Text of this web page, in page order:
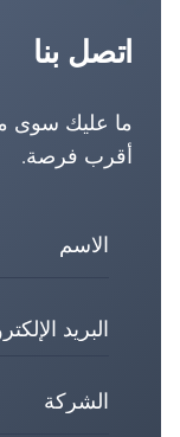
اتصل بنا
ما عليك سوى
أقرب فرصة.